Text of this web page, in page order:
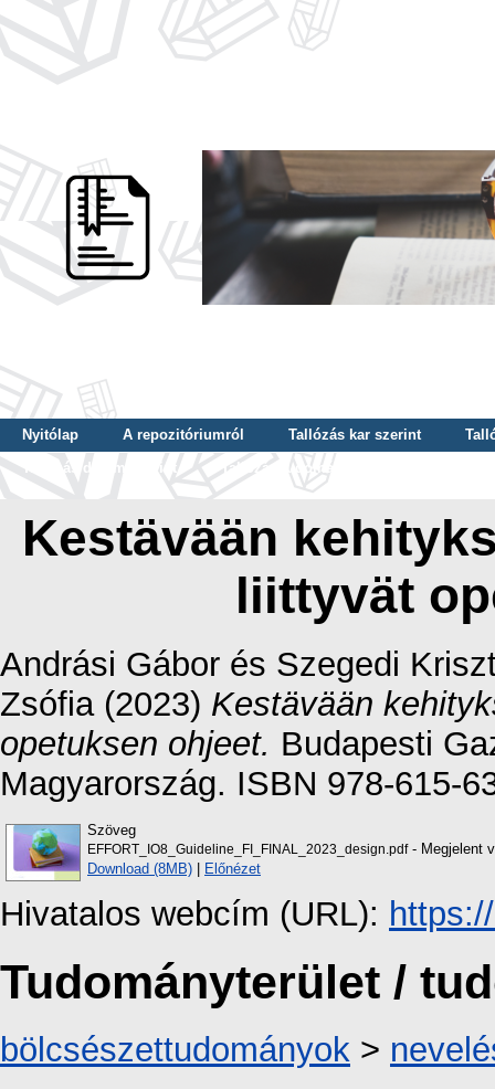
Nyitólap A repozitóriumról Tallózás kar szerint
Tallózás dátum szerint
Tallózás tudományterület szerint
Kestävään
liittyvät
Andrási Gábor és Szegedi
Zsófia(2023) Kestävään
opetuksen ohjeet. Budapesti
Magyarország. ISBN 978-615-
Szöveg
EFFORT_IO8_Guideline_FI_FINAL_2023_design.pdf- Megjelent
Download (8MB) | Előnézet
Hivatalos webcím (URL):
Tudományterület /
bölcsészettudományok >